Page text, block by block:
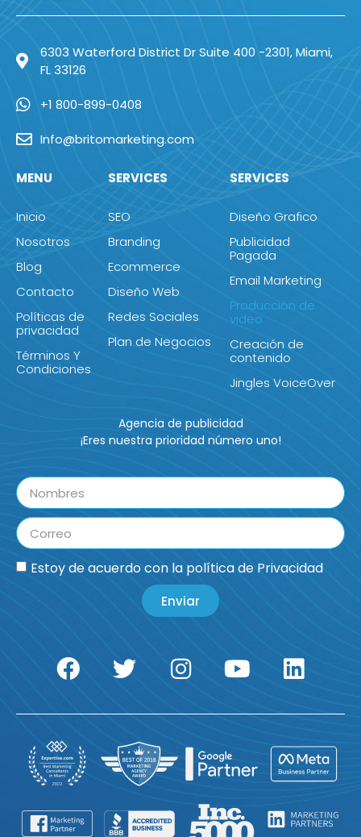
6303 Waterford District Dr Suite 400 -2301, Miami,
FL 33126
+1 800-899-0408
Info@britomarketing.com
MENU
Inicio
Nosotros
Blog
Contacto
Políticas de
privacidad
Términos Y
Condiciones
SERVICES
SEO
Branding
Ecommerce
Diseño Web
Redes Sociales
Plan de Negocios
SERVICES
Diseño Grafico
Publicidad
Pagada
Email Marketing
Producción de
video
Creación de
contenido
Jingles VoiceOver
Agencia de publicidad
¡Eres nuestra prioridad número uno!
Estoy de acuerdo con la política de Privacidad
Enviar